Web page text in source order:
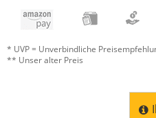
* UVP = Unverbindliche
** Unser alter Preis